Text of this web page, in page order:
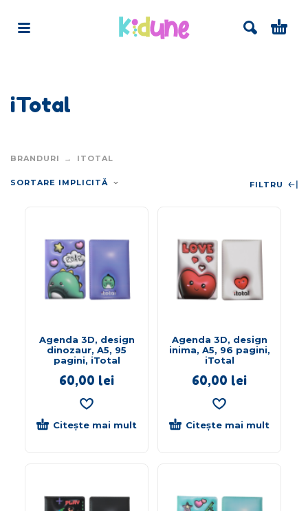
iTotal
BRANDURI ITOTAL
SORTARE IMPLICITĂ FILTRU
Agenda 3D, design
dinozaur, A5, 95
pagini, iTotal
60,00 lei
Citește mai mult
Agenda 3D, design
inima, A5, 96 pagini,
iTotal
60,00 lei
Citește mai mult